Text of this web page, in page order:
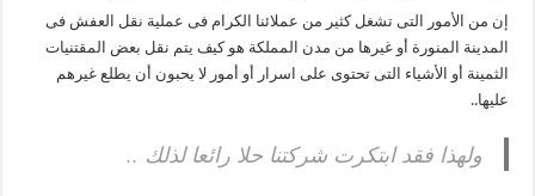
إن من الأمور التى تشغل كثير من عملائنا الكرام فى عملية نقل العفش فى
المدينة المنورة أو غيرها من مدن المملكة هو كيف يتم نقل بعض المقتنيات
الثمينة أو الأشياء التى تحتوى على اسرار أو أمور لا يحبون أن يطلع غيرهم
عليها..
ولهذا فقد ابتكرت شركتنا حلا رائعا لذلك ..